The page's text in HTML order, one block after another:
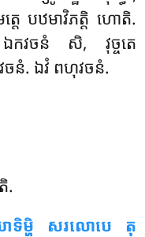
តេ បឋមាវិភត្តិ ហោតិ.
ឯកវចនំ សិ, វុច្ចតេ
ចនំ. ឯវំ ពហុវចនំ.
.
ាទិម្ហិ សរលោបេ តុ